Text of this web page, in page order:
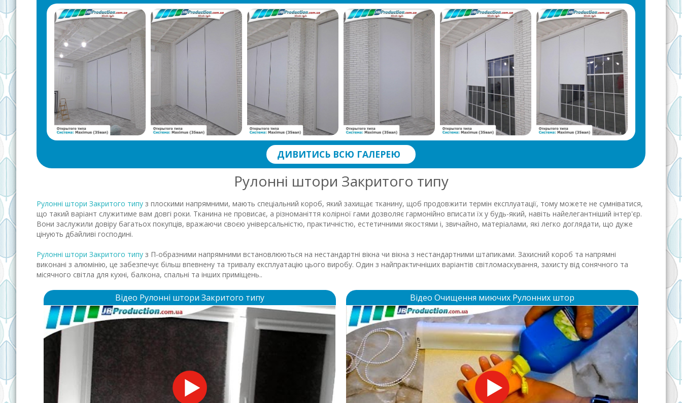
ДИВИТИСЬ ВСЮ ГАЛЕРЕЮ
Рулонні штори Закритого типу
Рулонні штори Закритого типу з плоскими напрямними, мають спеціальний короб, який захищає тканину, щоб продовжити термін експлуатації, тому можете не сумніватися,
що такий варіант служитиме вам довгі роки. Тканина не провисає, а різноманіття колірної гами дозволяє гармонійно вписати їх у будь-який, навіть найелегантніший інтер'єр.
Вони заслужили довіру багатьох покупців, вражаючи своєю універсальністю, практичністю, естетичними якостями і, звичайно, матеріалами, які легко доглядати, що дуже
цінують дбайливі господині.
Рулонні штори Закритого типу з П-образними напрямними встановлюються на нестандартні вікна чи вікна з нестандартними штапиками. Захисний короб та напрямні
виконані з алюмінію, це забезпечує більш впевнену та тривалу експлуатацію цього виробу. Один з найпрактичніших варіантів світломаскування, захисту від сонячного та
місячного світла для кухні, балкона, спальні та інших приміщень..
Відео Рулонні штори Закритого типу Відео Очищення миючих Рулонних штор